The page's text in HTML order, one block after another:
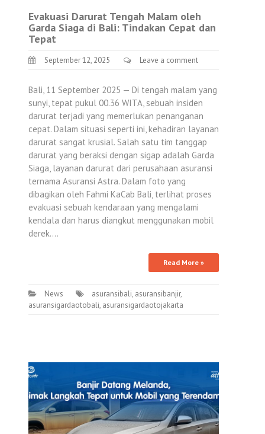
Evakuasi Darurat Tengah Malam oleh
Garda Siaga di Bali: Tindakan Cepat dan
Tepat
September 12, 2025 Leave a comment
Bali, 11 September 2025 — Di tengah malam yang
sunyi, tepat pukul 00.36 WITA, sebuah insiden
darurat terjadi yang memerlukan penanganan
cepat. Dalam situasi seperti ini, kehadiran layanan
darurat sangat krusial. Salah satu tim tanggap
darurat yang beraksi dengan sigap adalah Garda
Siaga, layanan darurat dari perusahaan asuransi
ternama Asuransi Astra. Dalam foto yang
dibagikan oleh Fahmi KaCab Bali, terlihat proses
evakuasi sebuah kendaraan yang mengalami
kendala dan harus diangkut menggunakan mobil
derek.…
Read More »
News asuransibali, asuransibanjir,
asuransigardaotobali, asuransigardaotojakarta